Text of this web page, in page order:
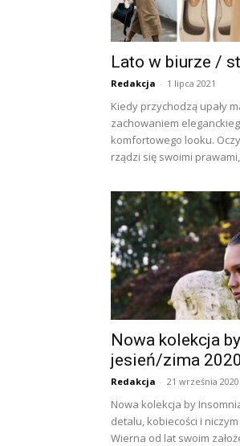
Lato w biurze /
Redakcja - 1 lipca 2021
Kiedy przychodzą upały
zachowaniem
komfortowego looku.
rządzi się swoimi
Nowa kolekcja
jesień/zima
Redakcja - 21 września 2020
Nowa kolekcja by
detalu, kobiecości i
Wierna od lat swoim